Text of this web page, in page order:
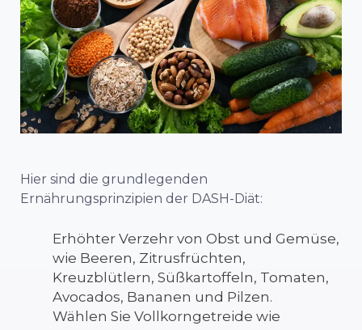
Hier sind die grundlegenden
Ernährungsprinzipien der DASH-Diät:
Erhöhter Verzehr von Obst und Gemüse,
wie Beeren, Zitrusfrüchten,
Kreuzblütlern, Süßkartoffeln, Tomaten,
Avocados, Bananen und Pilzen.
Wählen Sie Vollkorngetreide wie